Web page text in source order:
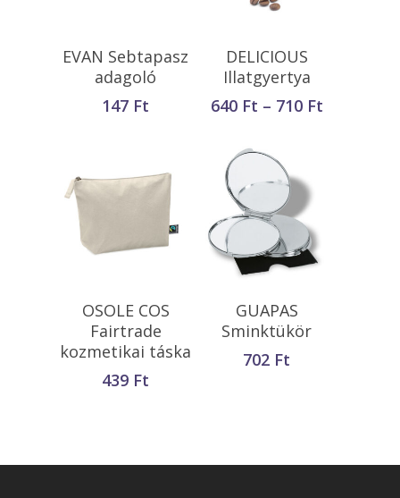
Opciók Választása
EVAN Sebtapasz
adagoló
147 Ft
Opciók Választása
DELICIOUS
Illatgyertya
640 Ft – 710 Ft
Kosárba
Teszem
OSOLE COS
Fairtrade
kozmetikai táska
439 Ft
Kosárba
Teszem
GUAPAS
Sminktükör
702 Ft